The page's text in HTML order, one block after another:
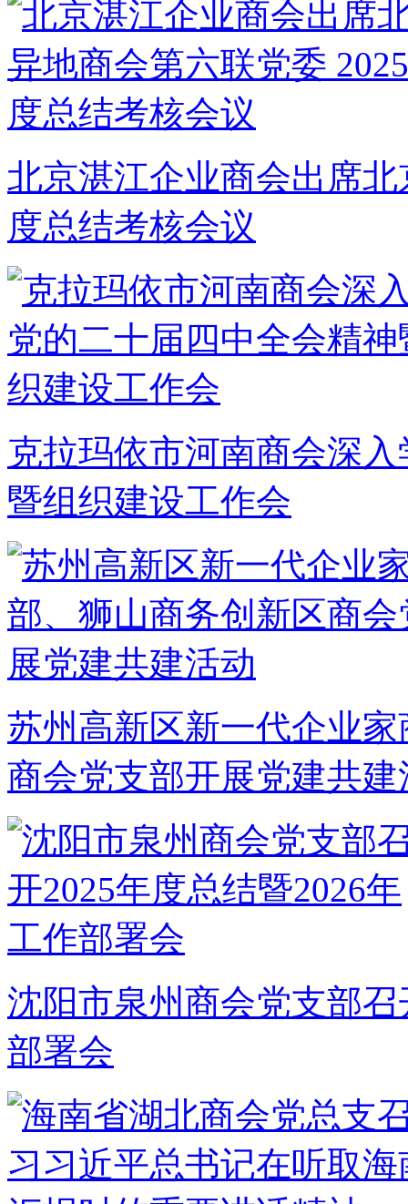
北京湛江企业商会出席
度总结考核会议
克拉玛依市河南商会深
暨组织建设工作会
苏州高新区新一代企业
商会党支部开展党建共建
沈阳市泉州商会党支部
部署会